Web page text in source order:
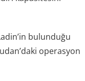
bulunduğu
operasyon